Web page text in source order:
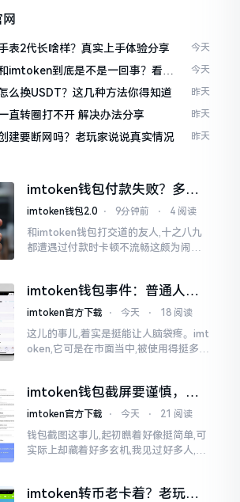
表2代长啥样？真实上手体验分享 今天
imtoken到底是不是一回事？看完
今天
么换USDT？这几种方法你得知道 昨天
直转圈打不开 解决办法分享 昨天
建要断网吗？老玩家说说真实情况 昨天
imtoken钱包付款失败？多半
是这几个原因闹的
imtoken钱包2.0 ⋅ 9分钟前 ⋅ 4 阅读
和imtoken钱包打交道的友人,十之八九
都遭遇过付款时卡顿不流畅这颇为闹心
急得连连跺脚。实际上讲
imtoken钱包事件：普通人该
咋办？
imtoken官方下载 ⋅ 今天 ⋅ 18 阅读
这儿的事儿,着实是挺能让人脑袋疼。imt
oken,它可是在市面当中,被使用得挺多的
imtoken钱包截屏要谨慎，别
把隐私当儿戏
imtoken官方下载 ⋅ 今天 ⋅ 21 阅读
钱包截图这事儿,起初瞧着好像挺简单,可
实际上却藏着好多玄机,我见过好多人,总
得
imtoken转币老卡着？老玩家